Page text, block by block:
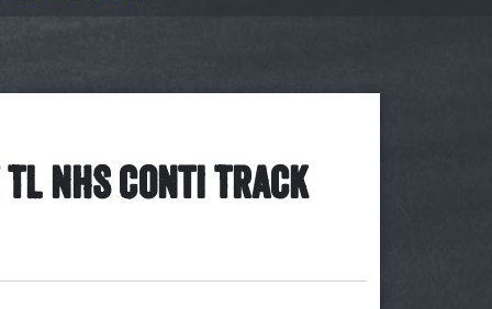
NHS Conti Track